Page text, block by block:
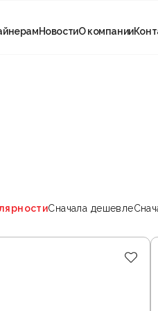
НовостиО компании
Сначала дешевле